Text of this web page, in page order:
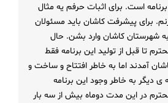
برنامه است. برای اثبات حرفم یه مثال
برای پیشرفت کاشان باید مسئولان
به شهرستان کاشان وارد بشن. حال
تا قبل از تولید این برنامه فقط
آمدند اما به خاطر افتتاح و ساخت و
ی دیگر به خاطر وجود این برنامه
در این مدت دوماه بیش از سه بار